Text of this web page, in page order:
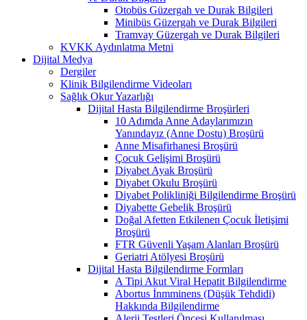
Otobüs Güzergah ve Durak Bilgileri
Minibüs Güzergah ve Durak Bilgileri
Tramvay Güzergah ve Durak Bilgileri
KVKK Aydınlatma Metni
Dijital Medya
Dergiler
Klinik Bilgilendirme Videoları
Sağlık Okur Yazarlığı
Dijital Hasta Bilgilendirme Broşürleri
10 Adımda Anne Adaylarımızın
Yanındayız (Anne Dostu) Broşürü
Anne Misafirhanesi Broşürü
Çocuk Gelişimi Broşürü
Diyabet Ayak Broşürü
Diyabet Okulu Broşürü
Diyabet Polikliniği Bilgilendirme Broşürü
Diyabette Gebelik Broşürü
Doğal Afetten Etkilenen Çocuk İletişimi
Broşürü
FTR Güvenli Yaşam Alanları Broşürü
Geriatri Atölyesi Broşürü
Dijital Hasta Bilgilendirme Formları
A Tipi Akut Viral Hepatit Bilgilendirme
Abortus İnmminens (Düşük Tehdidi)
Hakkında Bilgilendirme